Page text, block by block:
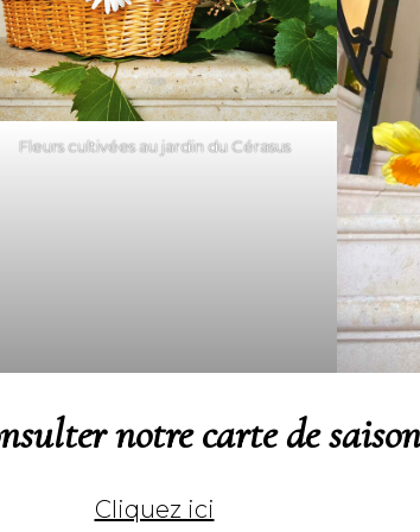
Fleurs cultivées au jardin du Cérasus
notre carte de saison
Cliquez ici